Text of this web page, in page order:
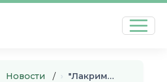
Новости › "Лакримоза" и "Дорога Приключ…